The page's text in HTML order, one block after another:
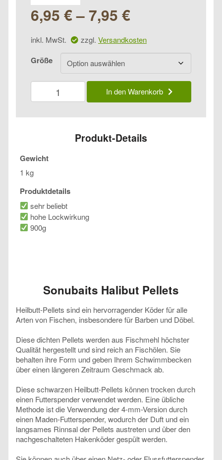
Sonubaits Halibut Pellets
Heilbutt-Pellets sind ein hervorragender Köder für alle
Arten von Fischen, insbesondere für Barben und Döbel.
Diese dichten Pellets werden aus Fischmehl höchster
Qualität hergestellt und sind reich an Fischölen. Sie
behalten ihre Form und geben Ihrem Schwimmbecken
über einen längeren Zeitraum Geschmack ab.
Diese schwarzen Heilbutt-Pellets können trocken durch
einen Futterspender verwendet werden. Eine übliche
Methode ist die Verwendung der 4-mm-Version durch
einen Maden-Futterspender, wodurch der Duft und ein
langsames Rinnsal der Pellets austreten und über den
nachgeschalteten Hakenköder gespült werden.
6,95 €–7,95 €
inkl. MwSt. zzgl. Versandkosten
Größe
Sonubaits
Pellets
Menge
In den Warenkorb
Produkt-Details
Gewicht
1 kg
Produktdetails
sehr beliebt
hohe Lockwirkung
900g